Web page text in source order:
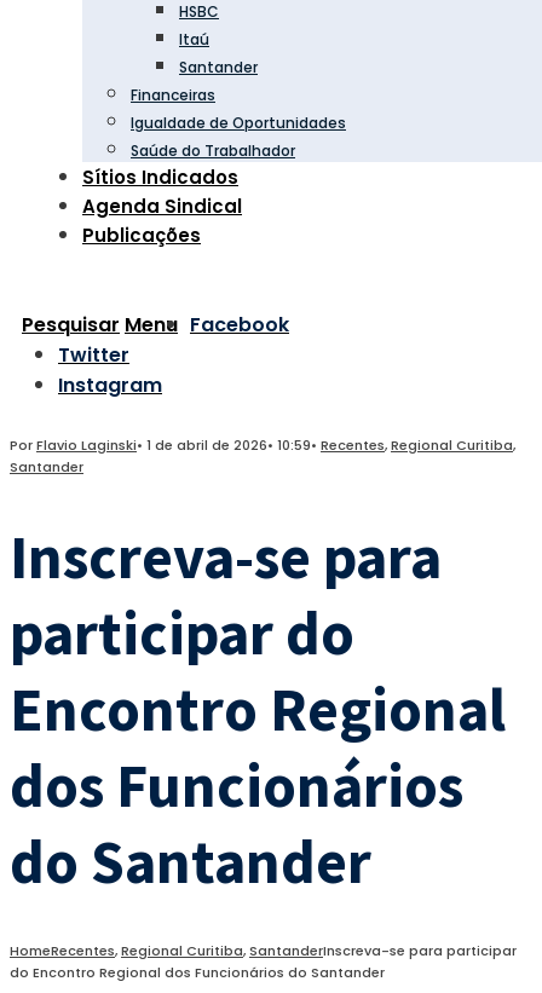
HSBC
Itaú
Santander
Financeiras
Igualdade de Oportunidades
Saúde do Trabalhador
Sítios Indicados
Agenda Sindical
Publicações
Pesquisar Menu Facebook
Twitter
Instagram
PorFlavio Laginski• 1 de abril de 2026• 10:59• Recentes,Regional Curitiba,
Santander
Inscreva-se para
participar do
Encontro Regional
dos Funcionários
do Santander
HomeRecentes,Regional Curitiba,SantanderInscreva-se para participar
do Encontro Regional dos Funcionários do Santander